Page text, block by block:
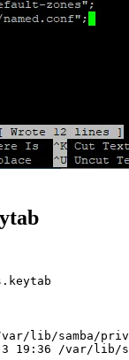
var/lib/samba/
/var/lib/